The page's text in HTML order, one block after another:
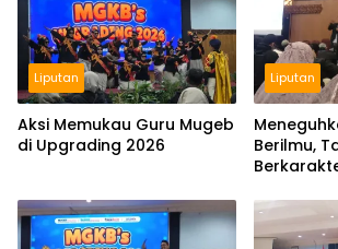
Liputan
Aksi Memukau Guru Mugeb
di Upgrading 2026
Liputan
Berilmu,